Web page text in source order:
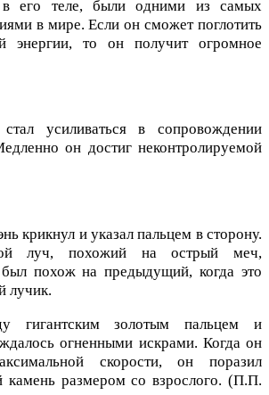
его теле, были одними из самых
в мире. Если он сможет поглотить
энергии, то он получит огромное
усиливаться в сопровождении
он достиг неконтролируемой
крикнул и указал пальцем в сторону.
луч, похожий на острый меч,
похож на предыдущий, когда это
лучик.
гигантским золотым пальцем и
огненными искрами. Когда он
скорости, он поразил
камень размером со взрослого. (П.П.